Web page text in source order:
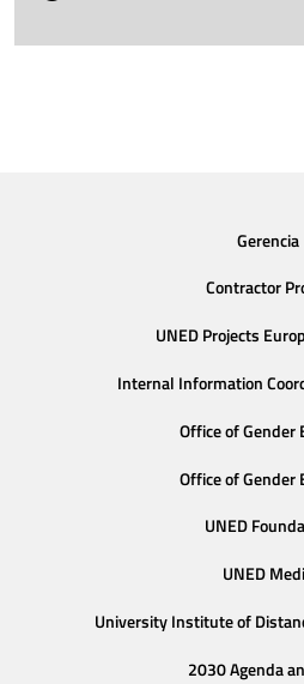
Gerencia
Contractor
UNED Projects
Internal Information
Office of Gender
Office of Gender
UNED
UNED
University Institute of
2030 Agenda